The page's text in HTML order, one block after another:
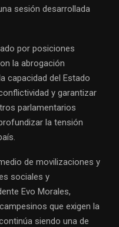
sesión desarrollada
por posiciones
la abrogación
capacidad del Estado
y garantizar
parlamentarios
la tensión
de movilizaciones y
sociales y
Evo Morales,
que exigen la
siendo una de